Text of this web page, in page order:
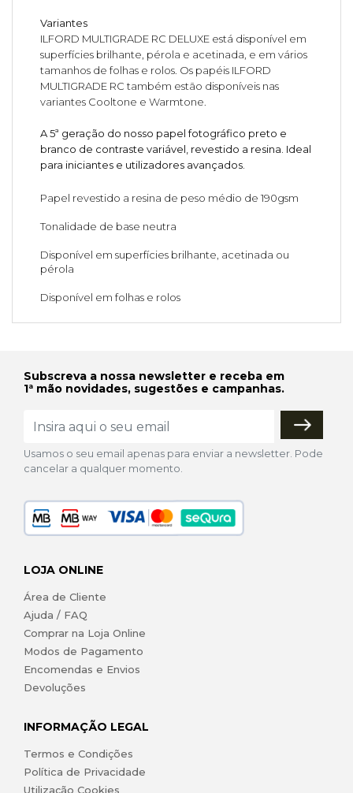
Variantes
ILFORD MULTIGRADE RC DELUXE está disponível em
superfícies brilhante, pérola e acetinada, e em vários
tamanhos de folhas e rolos. Os papéis ILFORD
MULTIGRADE RC também estão disponíveis nas
variantes Cooltone e Warmtone.
A 5ª geração do nosso papel fotográfico preto e
branco de contraste variável, revestido a resina. Ideal
para iniciantes e utilizadores avançados.
Papel revestido a resina de peso médio de 190gsm
Tonalidade de base neutra
Disponível em superfícies brilhante, acetinada ou
pérola
Disponível em folhas e rolos
Subscreva a nossa newsletter e receba em
1ª mão novidades, sugestões e campanhas.
Usamos o seu email apenas para enviar a newsletter. Pode
cancelar a qualquer momento.
LOJA ONLINE
Área de Cliente
Ajuda / FAQ
Comprar na Loja Online
Modos de Pagamento
Encomendas e Envios
Devoluções
INFORMAÇÃO LEGAL
Termos e Condições
Política de Privacidade
Utilização Cookies